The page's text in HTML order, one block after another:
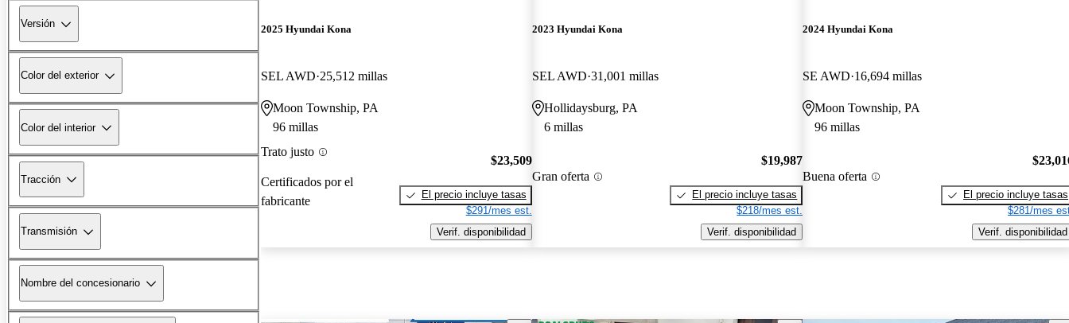
Versión
Color del exterior
Color del interior
Tracción
Transmisión
Nombre del concesionario
2025 Hyundai Kona
SEL AWD 25,512 millas
Moon Township, PA
96 millas
Trato justo
Certificados por el
fabricante
$23,509
El precio incluye tasas
$291/mes est.
Verif. disponibilidad
2023 Hyundai Kona
SEL AWD 31,001 millas
Hollidaysburg, PA
6 millas
Gran oferta
$19,987
El precio incluye tasas
$218/mes est.
Verif. disponibilidad
2024 Hyundai Kona
SE AWD 16,694 millas
Moon Township, PA
96 millas
Buena oferta
El precio incluye tasas
$281/mes
Verif. disponibilidad